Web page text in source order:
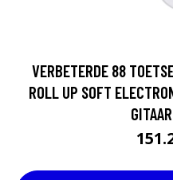
VERBETERDE 88
ROLL UP SOFT